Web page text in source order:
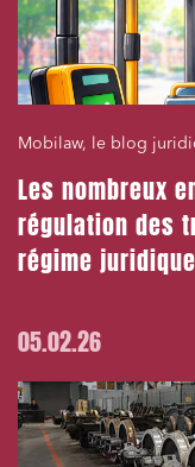
Mobilaw, le blog
Les nombreux
régulation des
régime
05.02.26